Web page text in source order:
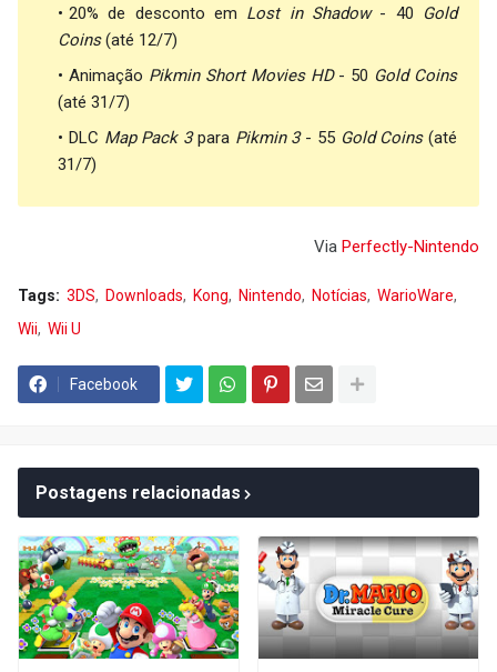
20% de desconto em Lost in Shadow- 40
Gold
Coins(até 12/7)
Animação Pikmin Short Movies HD- 50 Gold Coins
(até 31/7)
DLC Map Pack 3para Pikmin 3- 55 Gold Coins(até
31/7)
Via Perfectly-Nintendo
Tags: 3DS Downloads Kong Nintendo Notícias
WarioWare
Wii
Wii U
Facebook
Postagens relacionadas